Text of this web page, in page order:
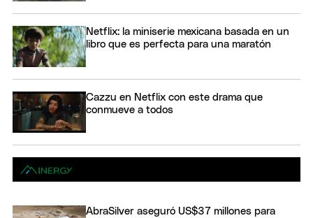
Netflix: la miniserie mexicana basada en un
libro que es perfecta para una maratón
Cazzu en Netflix con este drama que
conmueve a todos
AbraSilver aseguró US$37 millones para